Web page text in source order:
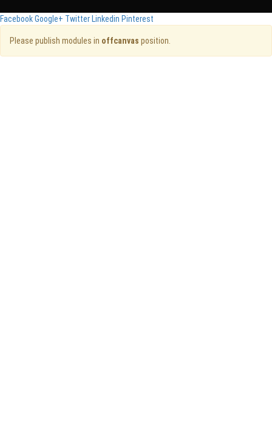
FacebookGoogle+ Twitter Linkedin Pinterest
Please publish modules in offcanvas position.